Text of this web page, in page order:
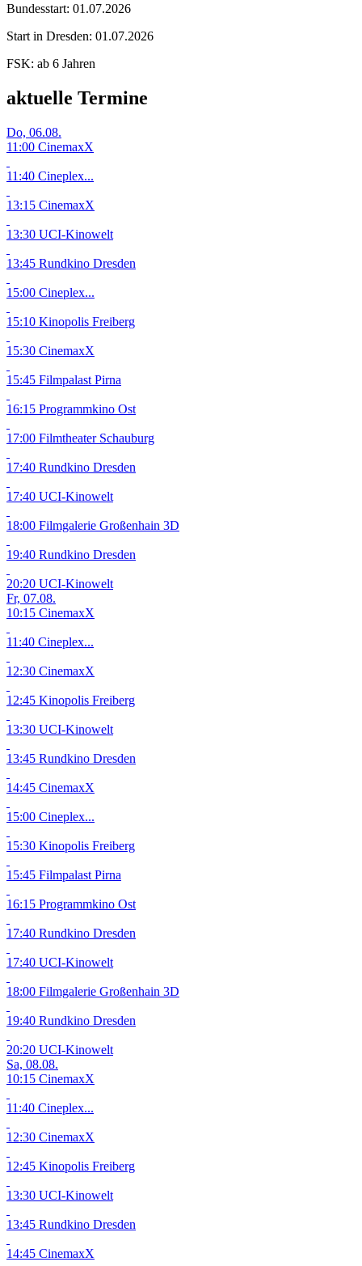
Bundesstart: 01.07.2026
Start in Dresden: 01.07.2026
FSK: ab 6 Jahren
aktuelle Termine
Do, 06.08.
11:00 CinemaxX
11:40 Cineplex...
13:15 CinemaxX
13:30 UCI-Kinowelt
13:45 Rundkino Dresden
15:00 Cineplex...
15:10 Kinopolis Freiberg
15:30 CinemaxX
15:45 Filmpalast Pirna
16:15 Programmkino Ost
17:00 Filmtheater Schauburg
17:40 Rundkino Dresden
17:40 UCI-Kinowelt
18:00 Filmgalerie Großenhain 3D
19:40 Rundkino Dresden
20:20 UCI-Kinowelt
Fr, 07.08.
10:15 CinemaxX
11:40 Cineplex...
12:30 CinemaxX
12:45 Kinopolis Freiberg
13:30 UCI-Kinowelt
13:45 Rundkino Dresden
14:45 CinemaxX
15:00 Cineplex...
15:30 Kinopolis Freiberg
15:45 Filmpalast Pirna
16:15 Programmkino Ost
17:40 Rundkino Dresden
17:40 UCI-Kinowelt
18:00 Filmgalerie Großenhain 3D
19:40 Rundkino Dresden
20:20 UCI-Kinowelt
Sa, 08.08.
10:15 CinemaxX
11:40 Cineplex...
12:30 CinemaxX
12:45 Kinopolis Freiberg
13:30 UCI-Kinowelt
13:45 Rundkino Dresden
14:45 CinemaxX